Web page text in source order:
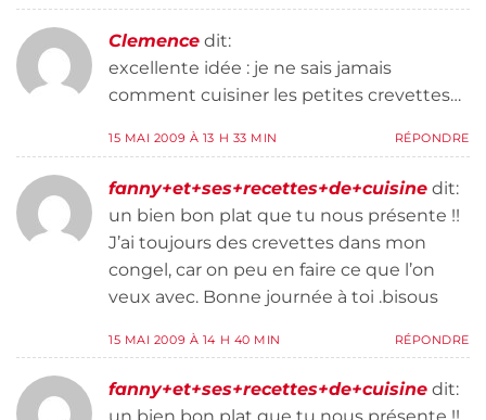
Clemence dit:
excellente idée : je ne sais jamais
comment cuisiner les petites crevettes…
15 MAI 2009 À 13 H 33 MIN RÉPONDRE
fanny+et+ses+recettes+de+cuisine dit:
un bien bon plat que tu nous présente !!
J’ai toujours des crevettes dans mon
congel, car on peu en faire ce que l’on
veux avec. Bonne journée à toi .bisous
15 MAI 2009 À 14 H 40 MIN RÉPONDRE
fanny+et+ses+recettes+de+cuisine dit: